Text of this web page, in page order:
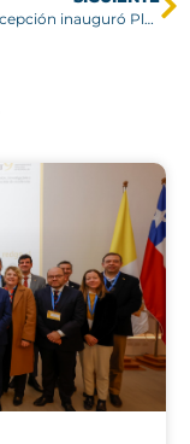
Sede Concepción inauguró Plaza del Canelo